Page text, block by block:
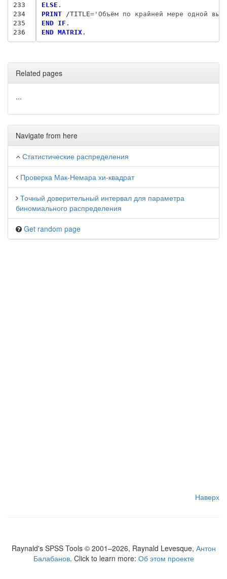
233
234
235
236
ELSE
PRINT /TITLE='Объём по крайней мере одной
END IF
END MATRIX
Related pages
...
Navigate from here
Статистические распределения
Проверка Мак-Немара хи-квадрат
Точный доверительный интервал для параметра
биномиального распределения
Get random page
Наверх
Raynald's SPSS Tools © 2001–2026, Raynald Levesque, Антон
Балабанов. Click to learn more: Об этом проекте